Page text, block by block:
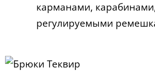
карманами,
регулируемыми